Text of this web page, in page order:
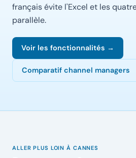
français évite l'Excel et les
parallèle.
Voir les fonctionnalités →
Comparatif channel managers
ALLER PLUS LOIN À CANNES